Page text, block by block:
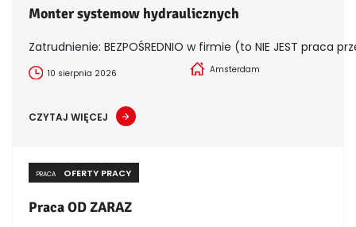
Monter systemow hydraulicznych
Zatrudnienie: BEZPOŚREDNIO w firmie (to NIE JEST praca
10 sierpnia 2026 Amsterdam
CZYTAJ WIĘCEJ
PRACA OFERTY PRACY
Praca OD ZARAZ